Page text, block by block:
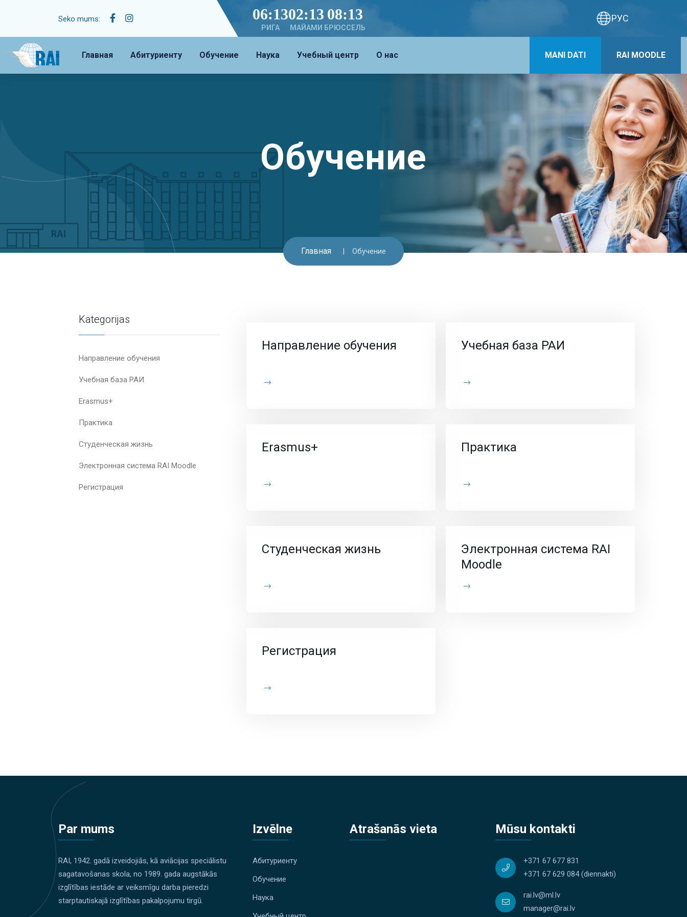
Seko mums: 06:13
РИГА
02:13
МАЙАМИ
08:13
БРЮССЕЛЬ
РУС
Главная Абитуриенту Обучение Наука Учебный центр О нас MANI DATI RAI MOODLE
Обучение
Главная Обучение
Kategorijas
Направление обучения
Учебная база РАИ
Erasmus+
Практика
Студенческая жизнь
Электронная система RAI Moodle
Регистрация
Направление обучения Учебная база РАИ
Erasmus+ Практика
Студенческая жизнь
Электронная система RAI
Moodle
Регистрация
Par mums
RAI, 1942. gadā izveidojiās, kā aviācijas speciālistu
sagatavošanas skola, no 1989. gada augstākās
izglītības iestāde ar veiksmīgu darba pieredzi
starptautiskajā izglītības pakalpojumu tirgū.
Izvēlne
Абитуриенту
Обучение
Наука
Atrašanās vieta Mūsu kontakti
+371 67 677 831
+371 67 629 084(diennakti)
rai.lv@ml.lv
manager@rai.lv